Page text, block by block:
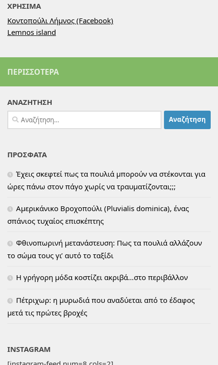
ΧΡΗΣΙΜΑ
Κοντοπούλι Λήμνος (Facebook)
Lemnos island
ΠΕΡΙΣΣΌΤΕΡΑ
ΑΝΑΖΗΤΗΣΗ
Αναζήτηση
για:
ΠΡΟΣΦΑΤΑ
Έχεις σκεφτεί πως τα πουλιά μπορούν να στέκονται για
ώρες πάνω στον πάγο χωρίς να τραυματίζονται;;;
Αμερικάνικο Βροχοπούλι (Pluvialis dominica), ένας
σπάνιος τυχαίος επισκέπτης
Φθινοπωρινή μετανάστευση: Πως τα πουλιά αλλάζουν
το σώμα τους γι’ αυτό το ταξίδι
H γρήγορη μόδα κοστίζει ακριβά…στο περιβάλλον
Πέτριχωρ: η μυρωδιά που αναδύεται από το έδαφος
μετά τις πρώτες βροχές
INSTAGRAM